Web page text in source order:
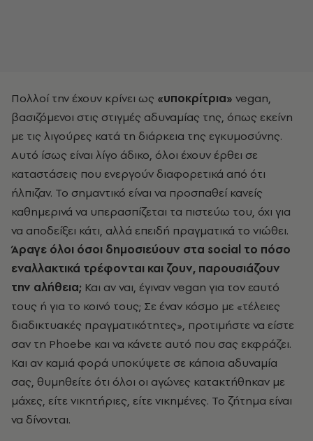
Πολλοί την έχουν κρίνει ως «υποκρίτρια» vegan,
βασιζόμενοι στις στιγμές αδυναμίας της, όπως εκείνη
με τις λιγούρες κατά τη διάρκεια της εγκυμοσύνης.
Αυτό ίσως είναι λίγο άδικο, όλοι έχουν έρθει σε
καταστάσεις που ενεργούν διαφορετικά από ότι
ήλπιζαν. Το σημαντικό είναι να προσπαθεί κανείς
καθημερινά να υπερασπίζεται τα πιστεύω του, όχι για
να αποδείξει κάτι, αλλά επειδή πραγματικά το νιώθει.
Άραγε όλοι όσοι δημοσιεύουν στα social το πόσο
εναλλακτικά τρέφονται και ζουν, παρουσιάζουν
την αλήθεια; Και αν ναι, έγιναν vegan για τον εαυτό
τους ή για το κοινό τους; Σε έναν κόσμο με «τέλειες
διαδικτυακές πραγματικότητες», προτιμήστε να είστε
σαν τη Phoebe και να κάνετε αυτό που σας εκφράζει.
Και αν καμιά φορά υποκύψετε σε κάποια αδυναμία
σας, θυμηθείτε ότι όλοι οι αγώνες κατακτήθηκαν με
μάχες, είτε νικητήριες, είτε νικημένες. Το ζήτημα είναι
να δίνονται.